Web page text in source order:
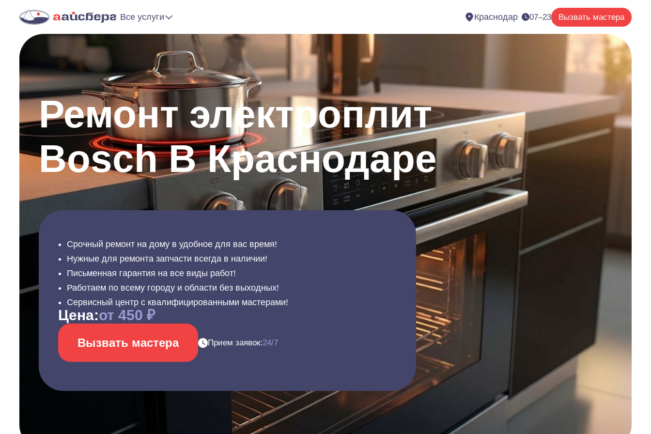
Все услуги Краснодар 07–23 Вызвать мастера
Ремонт электроплит
Bosch В Краснодаре
Срочный ремонт на дому в удобное для вас время!
Нужные для ремонта запчасти всегда в наличии!
Письменная гарантия на все виды работ!
Работаем по всему городу и области без выходных!
Сервисный центр с квалифицированными мастерами!
Цена:от 450 ₽
Вызвать мастера Прием заявок:24/7